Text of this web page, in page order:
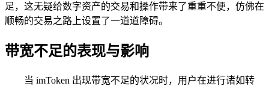
足，这无疑给数字资产的交易和操作带来了重重不便，仿佛在
顺畅的交易之路上设置了一道道障碍。
带宽不足的表现与影响
当 imToken 出现带宽不足的状况时，用户在进行诸如转